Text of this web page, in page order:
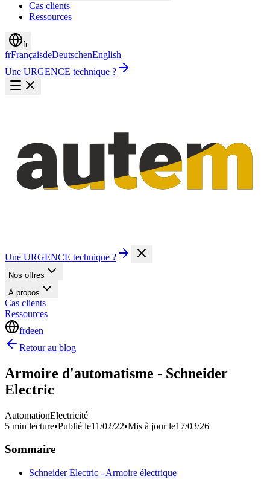
Cas clients
Ressources
fr
frFrançaisdeDeutschenEnglish
Une URGENCE technique ?
Une URGENCE technique ?
Nos offres
À propos
Cas clients
Ressources
frdeen
Retour au blog
Armoire d'automatisme - Schneider
Electric
AutomationElectricité
5 min lecture•Publié le11/02/22•Mis à jour le17/03/26
Sommaire
Schneider Electric - Armoire électrique